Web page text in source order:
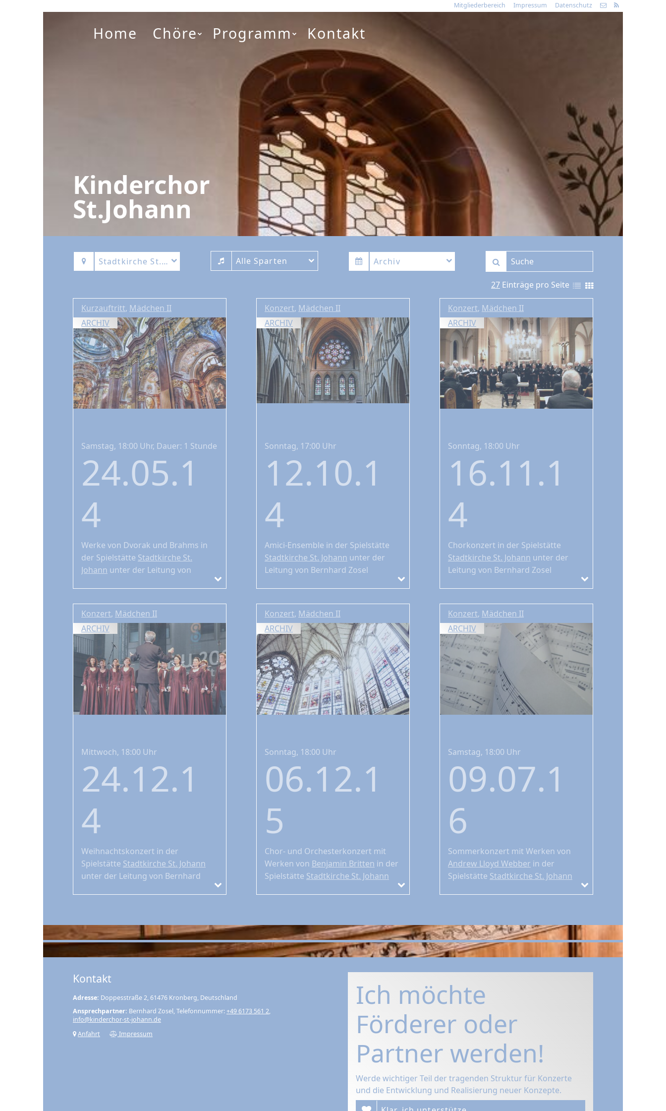
Mitgliederbereich Impressum Datenschutz
Kinderchor
St.Johann
Home Chöre Programm Kontakt
Stadtkirche St. Johann Alle Sparten Archiv
27 Einträge pro Seite
Kurzauftritt, Mädchen II
ARCHIV
Samstag, 18:00 Uhr, Dauer: 1 Stunde
24.05.1
4
Werke von Dvorak und Brahms in
der Spielstätte Stadtkirche St.
Johann unter der Leitung von
Konzert, Mädchen II
ARCHIV
Mittwoch, 18:00 Uhr
24.12.1
4
Weihnachtskonzert in der
Spielstätte Stadtkirche St. Johann
unter der Leitung von Bernhard
Konzert, Mädchen II
ARCHIV
Sonntag, 17:00 Uhr
12.10.1
4
Amici-Ensemble in der Spielstätte
Stadtkirche St. Johann unter der
Leitung von Bernhard Zosel
Konzert, Mädchen II
ARCHIV
Sonntag, 18:00 Uhr
06.12.1
5
Chor- und Orchesterkonzert mit
Werken von Benjamin Britten in der
Spielstätte Stadtkirche St. Johann
Konzert, Mädchen II
ARCHIV
Sonntag, 18:00 Uhr
16.11.1
4
Chorkonzert in der Spielstätte
Stadtkirche St. Johann unter der
Leitung von Bernhard Zosel
Konzert, Mädchen II
ARCHIV
Samstag, 18:00 Uhr
09.07.1
6
Sommerkonzert mit Werken von
Andrew Lloyd Webber in der
Spielstätte Stadtkirche St. Johann
Kontakt
Adresse: Doppesstraße 2, 61476 Kronberg, Deutschland
Ansprechpartner: Bernhard Zosel, Telefonnummer:+49 6173 561 2,
info@kinderchor-st-johann.de
Anfahrt
Impressum
Ich möchte
Förderer oder
Partner werden!
Werde wichtiger Teil der tragenden Struktur für Konzerte
und die Entwicklung und Realisierung neuer Konzepte.